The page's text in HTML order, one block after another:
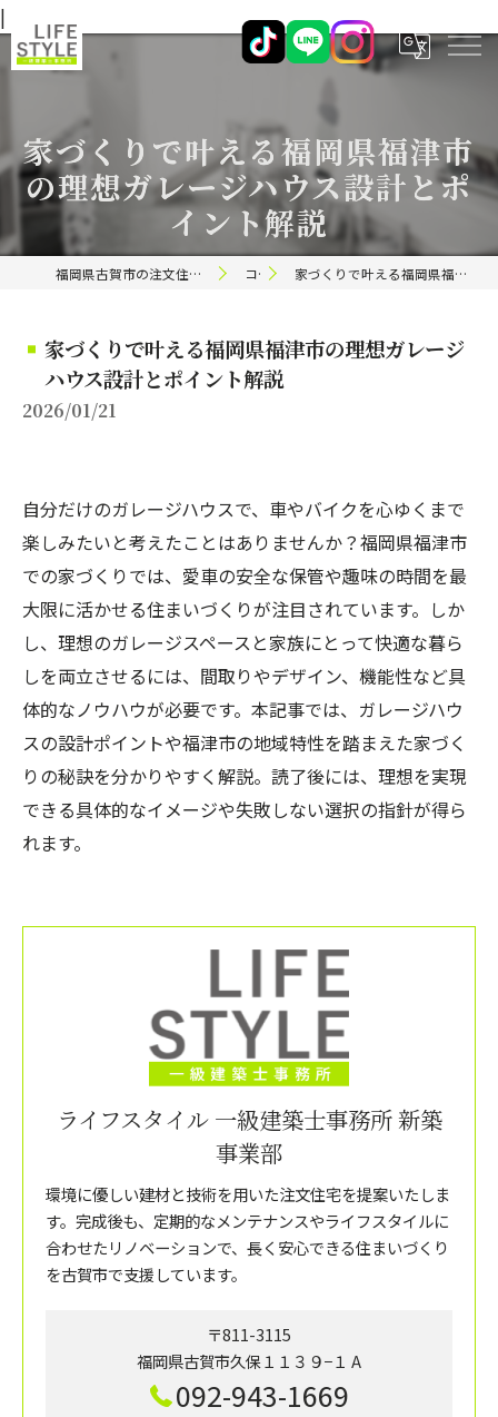
|
家づくりで叶える福岡県福津市
の理想ガレージハウス設計とポ
イント解説
福岡県古賀市の注文住宅ならライフスタイル 一級建築士事務所 コラム 家づくりで叶える福岡県福津市の理想ガレージハウス設計とポイント解説
家づくりで叶える福岡県福津市の理想ガレージ
ハウス設計とポイント解説
2026/01/21
自分だけのガレージハウスで、車やバイクを心ゆくまで
楽しみたいと考えたことはありませんか？福岡県福津市
での家づくりでは、愛車の安全な保管や趣味の時間を最
大限に活かせる住まいづくりが注目されています。しか
し、理想のガレージスペースと家族にとって快適な暮ら
しを両立させるには、間取りやデザイン、機能性など具
体的なノウハウが必要です。本記事では、ガレージハウ
スの設計ポイントや福津市の地域特性を踏まえた家づく
りの秘訣を分かりやすく解説。読了後には、理想を実現
できる具体的なイメージや失敗しない選択の指針が得ら
れます。
ライフスタイル 一級建築士事務所 新築
事業部
環境に優しい建材と技術を用いた注文住宅を提案いたしま
す。完成後も、定期的なメンテナンスやライフスタイルに
合わせたリノベーションで、長く安心できる住まいづくり
を古賀市で支援しています。
〒811-3115
福岡県古賀市久保１１３９−１ A
092-943-1669